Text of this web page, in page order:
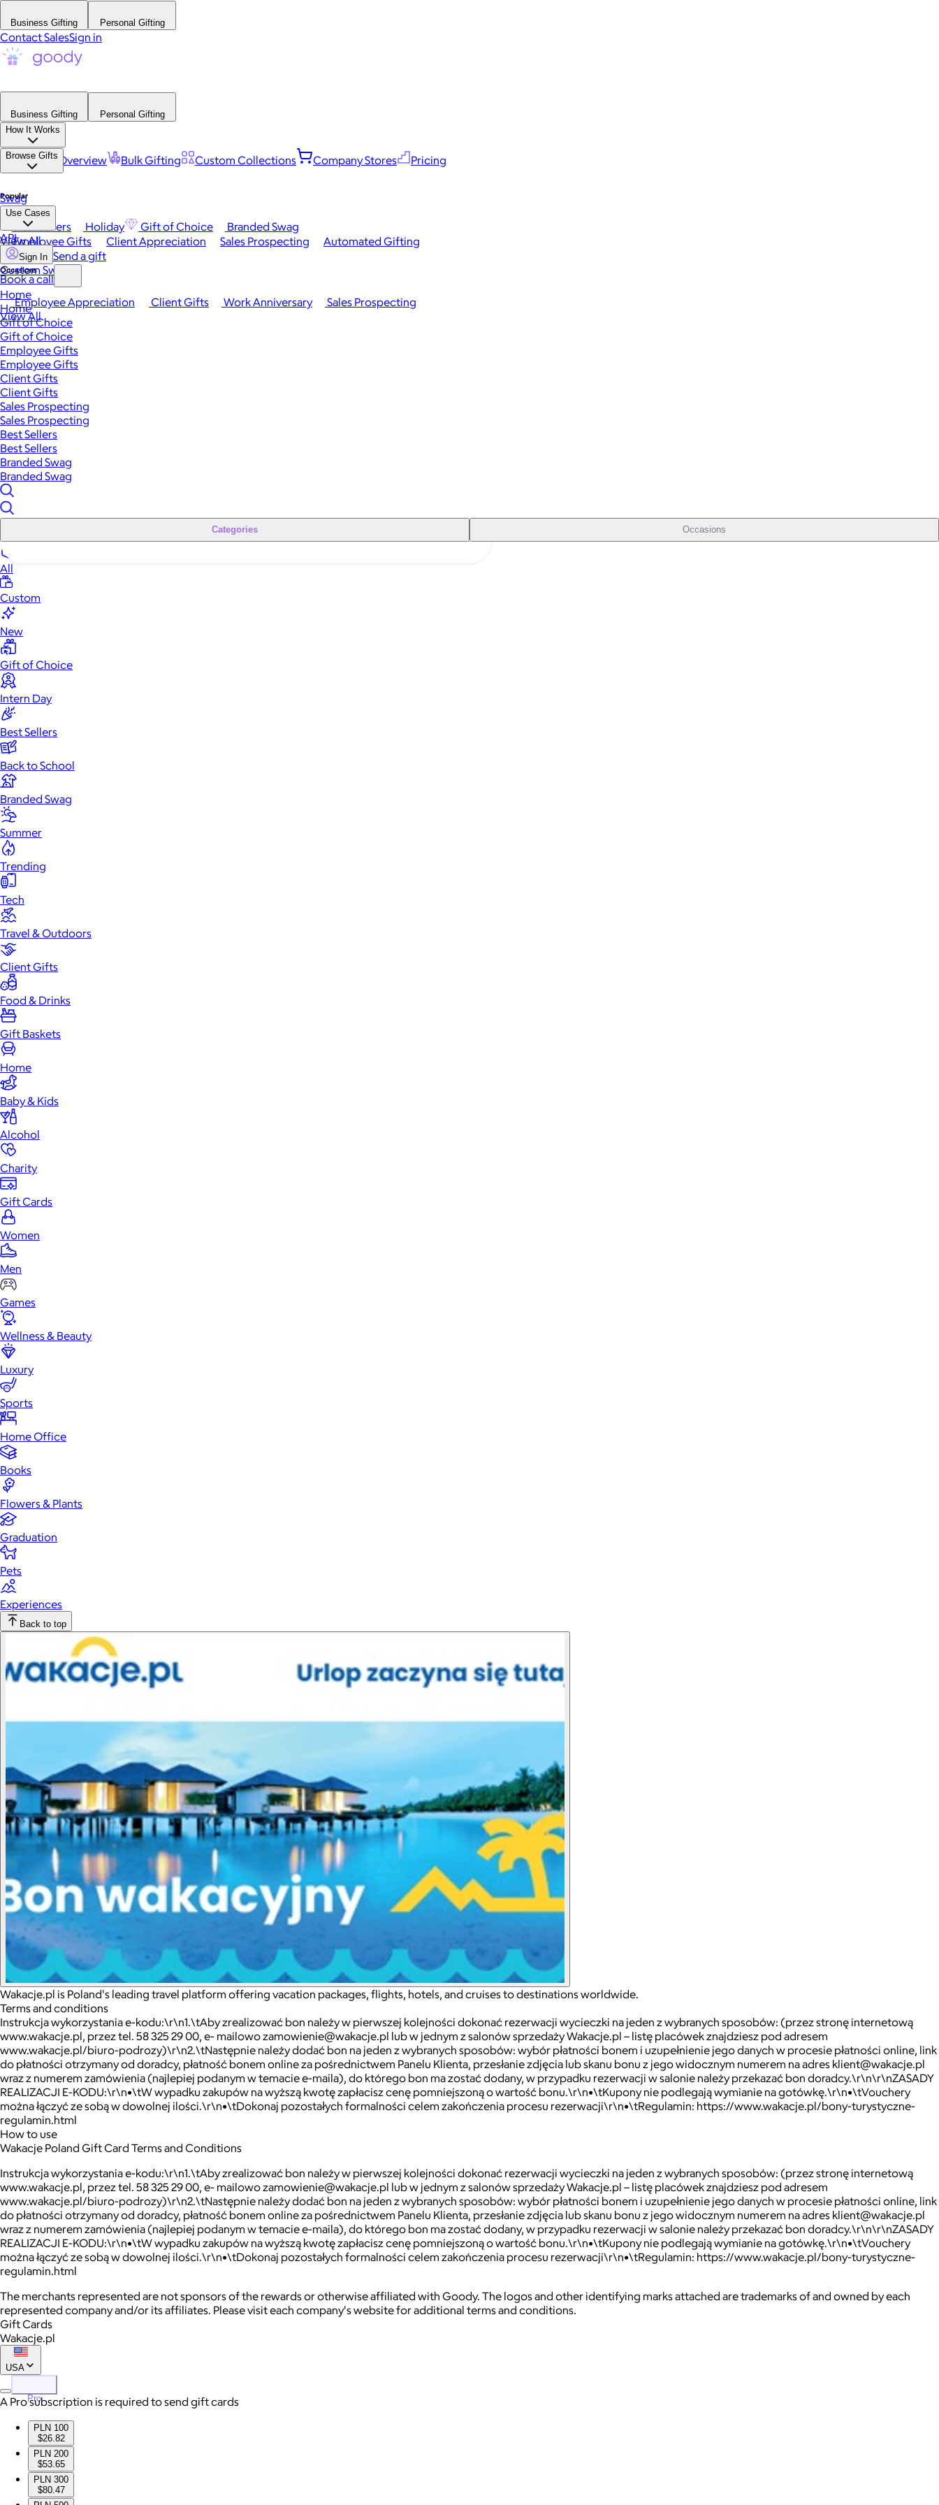
Business Gifting Personal Gifting
Contact SalesSign in
Business Gifting
Personal Gifting
How It Works
Platform Overview Bulk Gifting Custom Collections Company Stores Pricing
Browse Gifts
Popular
Best Sellers Holiday Gift of Choice
Branded Swag
View All
Occasions
Employee Appreciation Client Gifts Work Anniversary
Sales Prospecting
View All
Swag
Use Cases
Employee Gifts Client Appreciation Sales Prospecting Automated Gifting
Custom Swag
API
Sign In Send a gift
Book a call
Home
Home
Gift of Choice
Gift of Choice
Employee Gifts
Employee Gifts
Client Gifts
Client Gifts
Sales Prospecting
Sales Prospecting
Best Sellers
Best Sellers
Branded Swag
Branded Swag
Categories Occasions
All
Custom
New
Gift of Choice
Intern Day
Best Sellers
Back to School
Branded Swag
Summer
Trending
Tech
Travel & Outdoors
Client Gifts
Food & Drinks
Gift Baskets
Home
Baby & Kids
Alcohol
Charity
Gift Cards
Women
Men
Games
Wellness & Beauty
Luxury
Sports
Home Office
Books
Flowers & Plants
Graduation
Pets
Experiences
Back to top
Wakacje.pl is Poland's leading travel platform offering vacation packages, flights, hotels, and cruises to destinations worldwide.
Terms and conditions
Instrukcja wykorzystania e-kodu:\r\n1.\tAby zrealizować bon należy w pierwszej kolejności dokonać rezerwacji wycieczki na jeden z wybranych sposobów: (przez stronę internetową
www.wakacje.pl, przez tel. 58 325 29 00, e- mailowo zamowienie@wakacje.pl lub w jednym z salonów sprzedaży Wakacje.pl – listę placówek znajdziesz pod adresem
www.wakacje.pl/biuro-podrozy)\r\n2.\tNastępnie należy dodać bon na jeden z wybranych sposobów: wybór płatności bonem i uzupełnienie jego danych w procesie płatności online, link
do płatności otrzymany od doradcy, płatność bonem online za pośrednictwem Panelu Klienta, przesłanie zdjęcia lub skanu bonu z jego widocznym numerem na adres klient@wakacje.pl
wraz z numerem zamówienia (najlepiej podanym w temacie e-maila), do którego bon ma zostać dodany, w przypadku rezerwacji w salonie należy przekazać bon doradcy.\r\n\r\nZASADY
REALIZACJI E-KODU:\r\n•\tW wypadku zakupów na wyższą kwotę zapłacisz cenę pomniejszoną o wartość bonu.\r\n•\tKupony nie podlegają wymianie na gotówkę.\r\n•\tVouchery
można łączyć ze sobą w dowolnej ilości.\r\n•\tDokonaj pozostałych formalności celem zakończenia procesu rezerwacji\r\n•\tRegulamin: https://www.wakacje.pl/bony-turystyczne-
regulamin.html
How to use
Wakacje Poland Gift Card Terms and Conditions
Instrukcja wykorzystania e-kodu:\r\n1.\tAby zrealizować bon należy w pierwszej kolejności dokonać rezerwacji wycieczki na jeden z wybranych sposobów: (przez stronę internetową
www.wakacje.pl, przez tel. 58 325 29 00, e- mailowo zamowienie@wakacje.pl lub w jednym z salonów sprzedaży Wakacje.pl – listę placówek znajdziesz pod adresem
www.wakacje.pl/biuro-podrozy)\r\n2.\tNastępnie należy dodać bon na jeden z wybranych sposobów: wybór płatności bonem i uzupełnienie jego danych w procesie płatności online, link
do płatności otrzymany od doradcy, płatność bonem online za pośrednictwem Panelu Klienta, przesłanie zdjęcia lub skanu bonu z jego widocznym numerem na adres klient@wakacje.pl
wraz z numerem zamówienia (najlepiej podanym w temacie e-maila), do którego bon ma zostać dodany, w przypadku rezerwacji w salonie należy przekazać bon doradcy.\r\n\r\nZASADY
REALIZACJI E-KODU:\r\n•\tW wypadku zakupów na wyższą kwotę zapłacisz cenę pomniejszoną o wartość bonu.\r\n•\tKupony nie podlegają wymianie na gotówkę.\r\n•\tVouchery
można łączyć ze sobą w dowolnej ilości.\r\n•\tDokonaj pozostałych formalności celem zakończenia procesu rezerwacji\r\n•\tRegulamin: https://www.wakacje.pl/bony-turystyczne-
regulamin.html
The merchants represented are not sponsors of the rewards or otherwise affiliated with Goody. The logos and other identifying marks attached are trademarks of and owned by each
represented company and/or its affiliates. Please visit each company's website for additional terms and conditions.
Gift Cards
Wakacje.pl
USA
Pro
A Pro subscription is required to send gift cards
PLN 100
$26.82
PLN 200
$53.65
PLN 300
$80.47